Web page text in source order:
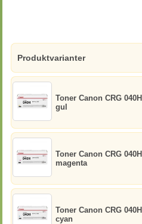
Produktvarianter
Toner Canon CRG
gul
Toner Canon CRG
magenta
Toner Canon CRG
cyan